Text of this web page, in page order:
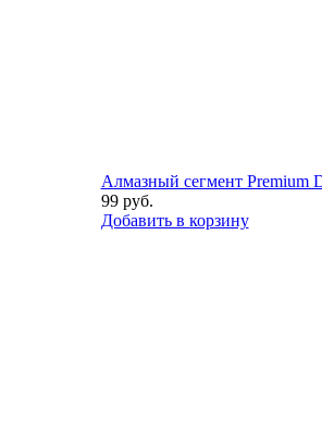
Алмазный сегмент Premium
99руб.
Добавить в корзину